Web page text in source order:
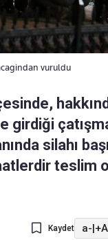
vuruldu
girdiği
silahı
teslim
Kaydet a-|+A